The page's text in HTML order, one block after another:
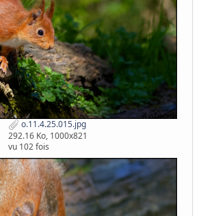
o.11.4.25.015.jpg
292.16 Ko, 1000x821
vu 102 fois